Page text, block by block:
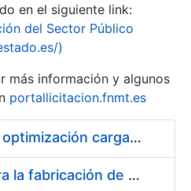
en el siguiente link:
del Sector Público
)
más información y algunos
portallicitacion.fnmt.es
Pliego condiciones optimización cargas compras firmado
Acuerdo marco para la fabricación de piezas